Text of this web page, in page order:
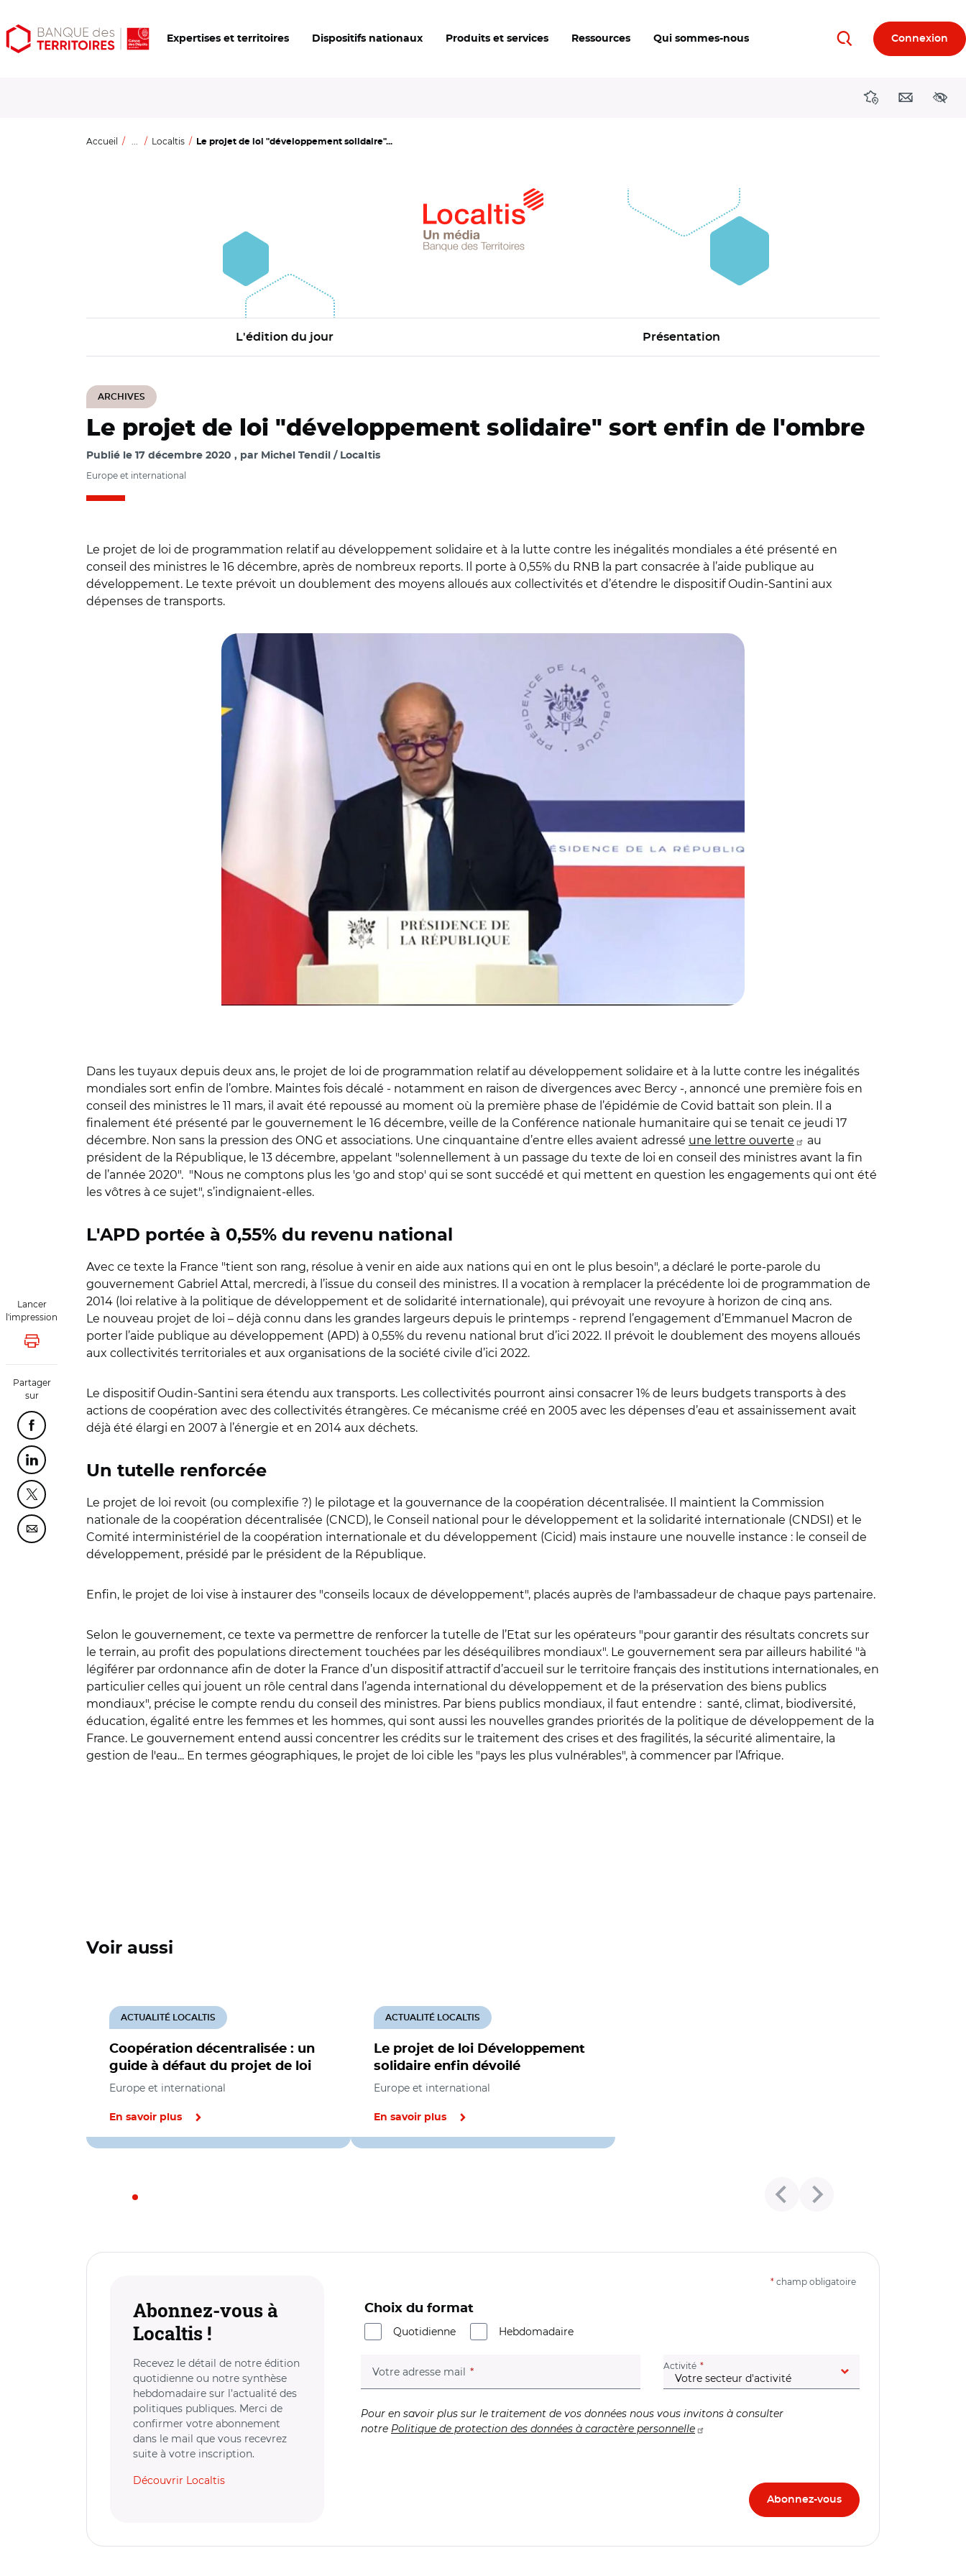
Aller
au
Aller
au
Ouvrir
les
Expertises et territoires Dispositifs nationaux Produits et services Ressources Qui sommes-nous RechercherConnexion
DirectionsContact
Accueil ... Localtis Le projet de loi "développement solidaire"...
L'édition du jour Présentation
ARCHIVES
Lancer
l'impression
Lancer l'impression
Partager
sur
Partager cette page sur Facebook
Partager cette page sur Linkedin
Partager cette page sur Twitter
Partager cette page sur Courriel
Le projet de loi "développement solidaire" sort enfin de l'ombre
Publié le 17 décembre 2020 par Michel Tendil / Localtis
Europe et international
Le projet de loi de programmation relatif au développement solidaire et à la lutte contre les inégalités mondiales a été présenté en
conseil des ministres le 16 décembre, après de nombreux reports. Il porte à 0,55% du RNB la part consacrée à l’aide publique au
développement. Le texte prévoit un doublement des moyens alloués aux collectivités et d’étendre le dispositif Oudin-Santini aux
dépenses de transports.
Dans les tuyaux depuis deux ans, le projet de loi de programmation relatif au développement solidaire et à la lutte contre les inégalités
mondiales sort enfin de l’ombre. Maintes fois décalé - notamment en raison de divergences avec Bercy -, annoncé une première fois en
conseil des ministres le 11 mars, il avait été repoussé au moment où la première phase de l’épidémie de Covid battait son plein. Il a
finalement été présenté par le gouvernement le 16 décembre, veille de la Conférence nationale humanitaire qui se tenait ce jeudi 17
décembre. Non sans la pression des ONG et associations. Une cinquantaine d’entre elles avaient adressé une lettre ouverte
au
président de la République, le 13 décembre, appelant "solennellement à un passage du texte de loi en conseil des ministres avant la fin
de l’année 2020". "Nous ne comptons plus les 'go and stop' qui se sont succédé et qui mettent en question les engagements qui ont été
les vôtres à ce sujet", s’indignaient-elles.
L'APD portée à 0,55% du revenu national
Avec ce texte la France "tient son rang, résolue à venir en aide aux nations qui en ont le plus besoin", a déclaré le porte-parole du
gouvernement Gabriel Attal, mercredi, à l’issue du conseil des ministres. Il a vocation à remplacer la précédente loi de programmation de
2014 (loi relative à la politique de développement et de solidarité internationale), qui prévoyait une revoyure à horizon de cinq ans.
Le nouveau projet de loi – déjà connu dans les grandes largeurs depuis le printemps - reprend l’engagement d’Emmanuel Macron de
porter l’aide publique au développement (APD) à 0,55% du revenu national brut d’ici 2022. Il prévoit le doublement des moyens alloués
aux collectivités territoriales et aux organisations de la société civile d’ici 2022.
Le dispositif Oudin-Santini sera étendu aux transports. Les collectivités pourront ainsi consacrer 1% de leurs budgets transports à des
actions de coopération avec des collectivités étrangères. Ce mécanisme créé en 2005 avec les dépenses d’eau et assainissement avait
déjà été élargi en 2007 à l’énergie et en 2014 aux déchets.
Un tutelle renforcée
Le projet de loi revoit (ou complexifie ?) le pilotage et la gouvernance de la coopération décentralisée. Il maintient la Commission
nationale de la coopération décentralisée (CNCD), le Conseil national pour le développement et la solidarité internationale (CNDSI) et le
Comité interministériel de la coopération internationale et du développement (Cicid) mais instaure une nouvelle instance : le conseil de
développement, présidé par le président de la République.
Enfin, le projet de loi vise à instaurer des "conseils locaux de développement", placés auprès de l'ambassadeur de chaque pays partenaire.
Selon le gouvernement, ce texte va permettre de renforcer la tutelle de l’Etat sur les opérateurs "pour garantir des résultats concrets sur
le terrain, au profit des populations directement touchées par les déséquilibres mondiaux". Le gouvernement sera par ailleurs habilité "à
légiférer par ordonnance afin de doter la France d’un dispositif attractif d’accueil sur le territoire français des institutions internationales, en
particulier celles qui jouent un rôle central dans l’agenda international du développement et de la préservation des biens publics
mondiaux", précise le compte rendu du conseil des ministres. Par biens publics mondiaux, il faut entendre : santé, climat, biodiversité,
éducation, égalité entre les femmes et les hommes, qui sont aussi les nouvelles grandes priorités de la politique de développement de la
France. Le gouvernement entend aussi concentrer les crédits sur le traitement des crises et des fragilités, la sécurité alimentaire, la
gestion de l'eau... En termes géographiques, le projet de loi cible les "pays les plus vulnérables", à commencer par l’Afrique.
Voir aussi
Coopération décentralisée : un
guide à défaut du projet de loi
ACTUALITÉ LOCALTIS
Europe et international
En savoir plus
Le projet de loi Développement
solidaire enfin dévoilé
ACTUALITÉ LOCALTIS
Europe et international
En savoir plus
Abonnez-vous à
Localtis !
Recevez le détail de notre édition
quotidienne ou notre synthèse
hebdomadaire sur l’actualité des
politiques publiques. Merci de
confirmer votre abonnement
dans le mail que vous recevrez
suite à votre inscription.
Découvrir Localtis
* champ obligatoire
Choix du format
Quotidienne
Hebdomadaire
Votre adresse mail (champ obligatoire) Activité (champ obligatoire)
Pour en savoir plus sur le traitement de vos données nous vous invitons à consulter
notre Politique de protection des données à caractère personnelle